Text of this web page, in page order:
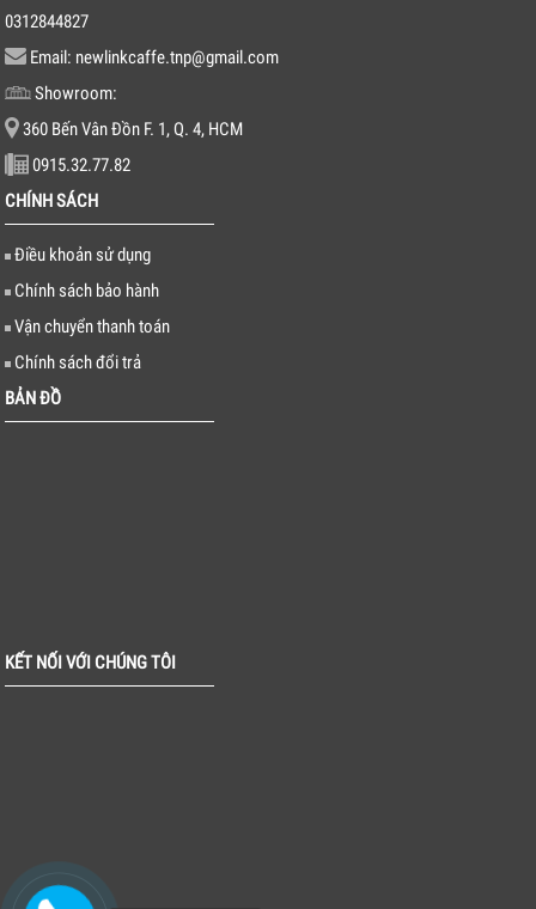
0312844827
Email: newlinkcaffe.tnp@gmail.com
Showroom:
360 Bến Vân Đồn F. 1, Q. 4, HCM
0915.32.77.82
CHÍNH SÁCH
Điều khoản sử dụng
Chính sách bảo hành
Vận chuyển thanh toán
Chính sách đổi trả
BẢN ĐỒ
KẾT NỐI VỚI CHÚNG TÔI